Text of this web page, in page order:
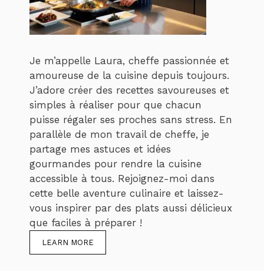
Je m’appelle Laura, cheffe passionnée et
amoureuse de la cuisine depuis toujours.
J’adore créer des recettes savoureuses et
simples à réaliser pour que chacun
puisse régaler ses proches sans stress. En
parallèle de mon travail de cheffe, je
partage mes astuces et idées
gourmandes pour rendre la cuisine
accessible à tous. Rejoignez-moi dans
cette belle aventure culinaire et laissez-
vous inspirer par des plats aussi délicieux
que faciles à préparer !
LEARN MORE